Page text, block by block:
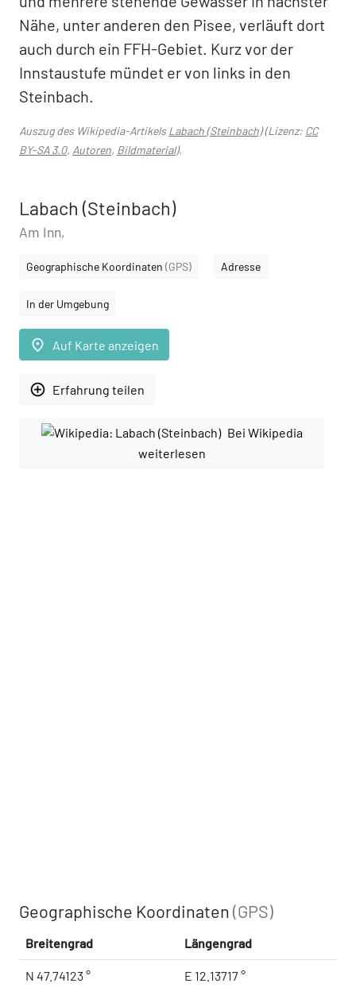
Nähe, unter anderen den Pisee, verläuft dort
auch durch ein FFH-Gebiet. Kurz vor der
Innstaustufe mündet er von links in den
Steinbach.
Auszug des Wikipedia-ArtikelsLabach (Steinbach)(Lizenz: CC
BY-SA 3.0, Autoren, Bildmaterial).
Labach (Steinbach)
Am Inn,
Geographische Koordinaten (GPS) Adresse
In der Umgebung
place Auf Karte anzeigen
add_circle_outline Erfahrung teilen
Bei Wikipedia
weiterlesen
Geographische Koordinaten(GPS)
Breitengrad Längengrad
N 47.74123 ° E 12.13717 °